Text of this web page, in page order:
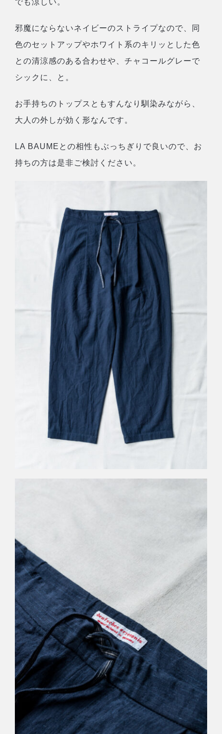
でも涼しい。
邪魔にならないネイビーのストライプなので、同
色のセットアップやホワイト系のキリッとした色
との清涼感のある合わせや、チャコールグレーで
シックに、と。
お手持ちのトップスともすんなり馴染みながら、
大人の外しが効く形なんです。
LA BAUMEとの相性もぶっちぎりで良いので、お
持ちの方は是非ご検討ください。